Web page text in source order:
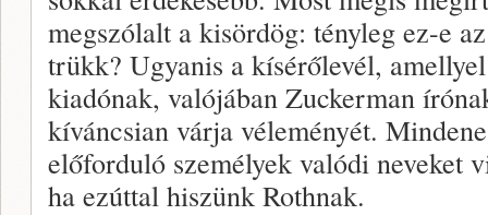
megszólalt a kisördög: tényleg ez-e
trükk? Ugyanis a kísérőlevél,
kiadónak, valójában Zuckerman
kíváncsian várja véleményét.
előforduló személyek valódi neveket
ha ezúttal hiszünk Rothnak.